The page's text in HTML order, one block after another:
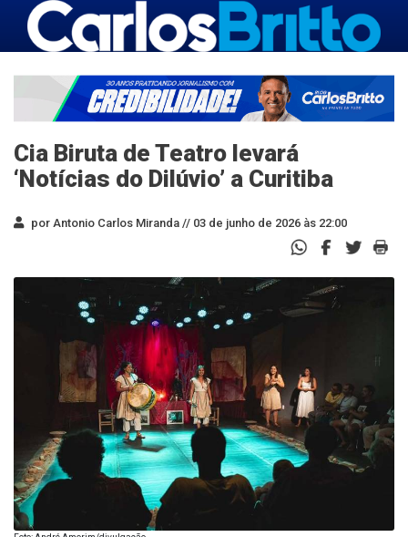
Cia Biruta de Teatro levará
‘Notícias do Dilúvio’ a Curitiba
por Antonio Carlos Miranda // 03 de junho de 2026 às 22:00